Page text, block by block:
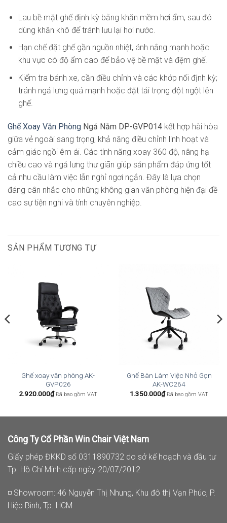
Lau bề mặt ghế định kỳ bằng khăn mềm hơi ẩm, sau đó
dùng khăn khô để tránh lưu lại hơi nước.
Hạn chế đặt ghế gần nguồn nhiệt, ánh nắng mạnh hoặc
khu vực có độ ẩm cao để bảo vệ bề mặt và đệm ghế.
Kiểm tra bánh xe, cần điều chỉnh và các khớp nối định kỳ;
tránh ngả lưng quá mạnh hoặc đặt tải trọng đột ngột lên
ghế.
Ghế Xoay Văn Phòng Ngả Nằm DP-GVP014 kết hợp hài hòa
giữa vẻ ngoài sang trọng, khả năng điều chỉnh linh hoạt và
cảm giác ngồi êm ái. Các tính năng xoay 360 độ, nâng hạ
chiều cao và ngả lưng thư giãn giúp sản phẩm đáp ứng tốt
cả nhu cầu làm việc lẫn nghỉ ngơi ngắn. Đây là lựa chọn
đáng cân nhắc cho những không gian văn phòng hiện đại đề
cao sự tiện nghi và tính chuyên nghiệp.
SẢN PHẨM TƯƠNG TỰ
Ghế xoay văn phòng AK-
GVP026
2.920.000₫ Đã bao gồm VAT
Ghế Bàn Làm Việc Nhỏ Gọn
AK-WC264
1.350.000₫ Đã bao gồm VAT
Công Ty Cổ Phần Win Chair Việt Nam
Giấy phép ĐKKD số 0311890732 do sở kế hoạch và đầu tư
Tp. Hồ Chí Minh cấp ngày 20/07/2012
◽ Showroom: 46 Nguyễn Thị Nhung, Khu đô thị Vạn Phúc, P.
Hiệp Bình, Tp. HCM